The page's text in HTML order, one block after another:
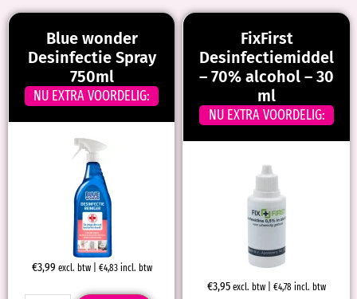
Blue wonder
Desinfectie Spray
750ml
NU EXTRA VOORDELIG:
€3,99 excl. btw | €4,83incl. btw
FixFirst
Desinfectiemiddel
– 70% alcohol – 30
ml
NU EXTRA VOORDELIG:
€3,95 excl. btw | €4,78 incl. btw